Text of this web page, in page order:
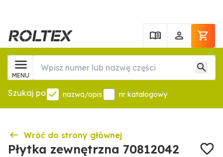
MENU
Szukaj po nazwa/opis nr katalogowy
Wróć do strony głównej
Płytka zewnętrzna 70812042